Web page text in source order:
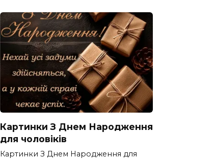
Картинки З Днем Народження
для чоловіків​
Картинки З Днем Народження для